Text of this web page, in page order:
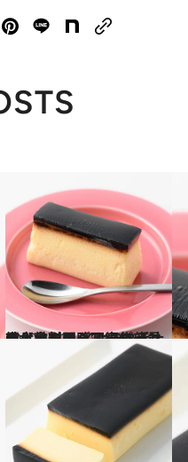
2020.11.25
輸入食料品＆スーパーマーケットの イケテル手土産【カタログ写真68点】まとめて閲覧♡編集部員も太鼓判！
グルメ